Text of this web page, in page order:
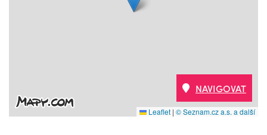
Leaflet | © Seznam.cz a.s. a další
NAVIGOVAT